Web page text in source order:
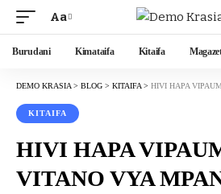
Aa
Burudani Kimataifa Kitaifa
DEMO KRASIA > BLOG > KITAIFA > HIVI HAPA VIPAUMBELE VITANO
KITAIFA
HIVI HAPA
VITANO VYA